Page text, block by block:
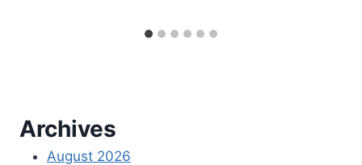
Archives
August 2026